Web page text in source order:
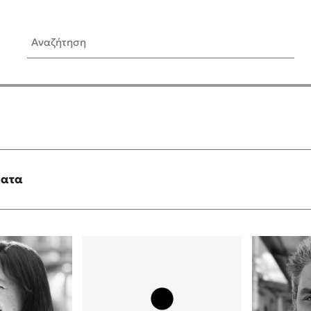
Αναζήτηση
είναι «το πρόβλημα»
Τι είναι η
Δανάη Δεληγεώργη απαντά!
Συγχαρητήρια, Πέθανες!